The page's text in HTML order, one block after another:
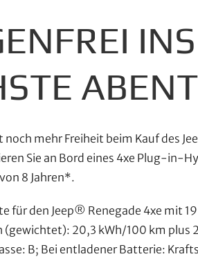
INS
noch mehr Freiheit beim Kauf des
Sie an Bord eines 4xe Plug-in-
8 Jahren*.
für den Jeep® Renegade 4xe mit
(gewichtet): 20,3 kWh/100 km plus
B; Bei entladener Batterie: